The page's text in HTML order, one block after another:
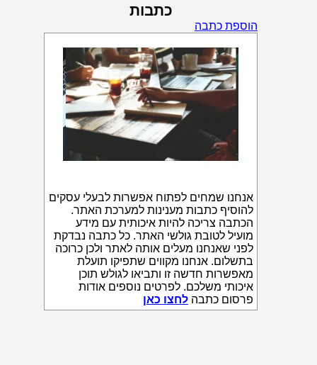
כתבות
הוספת כתבה
אנחנו שמחים לפתוח אפשרות לבעלי עסקים
להוסיף כתבות מענינות למערכת האתר.
הכתבה צריכה להיות איכותית עם מידע
מועיל לטובת גולשי האתר. כל כתבה נבדקת
לפני שאנחנו מעלים אותה לאתר ולכן כרוכה
בתשלום. אנחנו מקווים שתפיקו תועלת
מאפשרות חדשה זו ותביאו לגולש תוכן
איכותי משלכם. לפרטים נוספים אודות
פרסום כתבה לחצו כאן